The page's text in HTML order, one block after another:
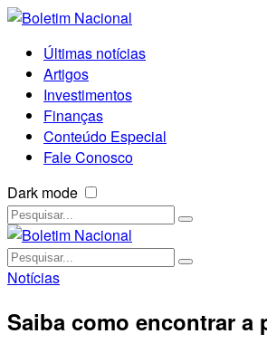
Últimas notícias
Artigos
Investimentos
Finanças
Conteúdo Especial
Fale Conosco
Dark mode
Notícias
Saiba como encontrar